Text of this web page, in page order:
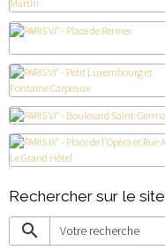
Rechercher sur le site